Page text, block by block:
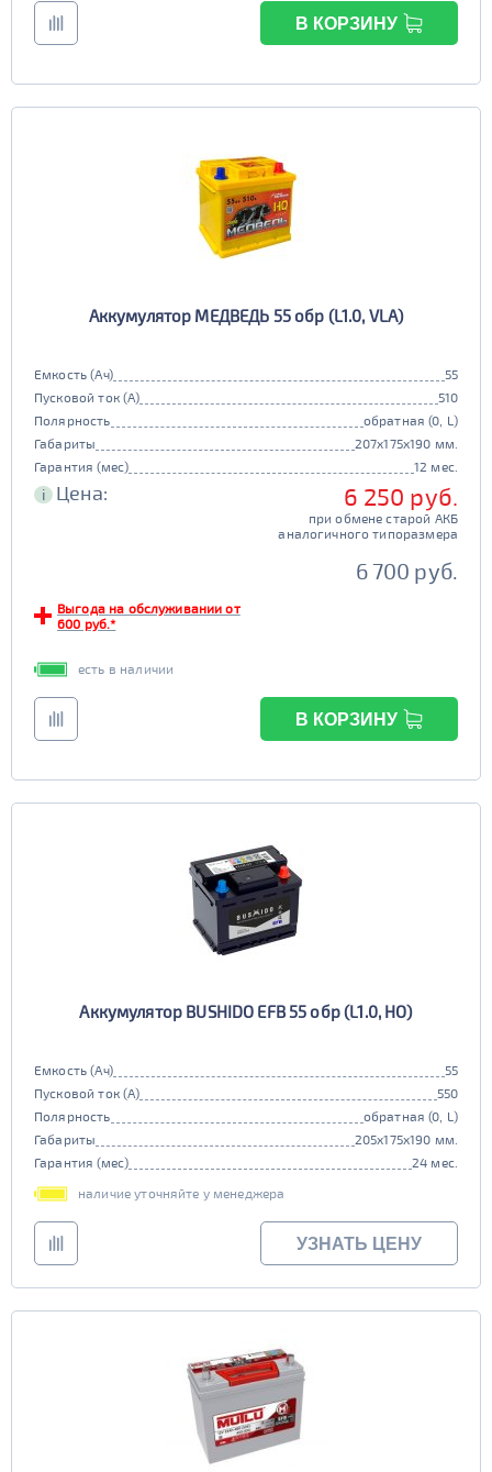
В КОРЗИНУ
Аккумулятор МЕДВЕДЬ 55 обр (L1.0, VLA)
Емкость (Ач)
55
Пусковой ток (А)
510
Полярность
обратная (0, L)
Габариты
207x175x190 мм.
Гарантия (мес)
12 мес.
i Цена: 6 250 руб.
при обмене старой АКБ
аналогичного типоразмера
6 700 руб.
Выгода на обслуживании от
600 руб.*
есть в наличии
В КОРЗИНУ
Аккумулятор BUSHIDO EFB 55 обр (L1.0, HO)
Емкость (Ач)
55
Пусковой ток (А)
550
Полярность
обратная (0, L)
Габариты
205x175x190 мм.
Гарантия (мес)
24 мес.
наличие уточняйте у менеджера
УЗНАТЬ ЦЕНУ